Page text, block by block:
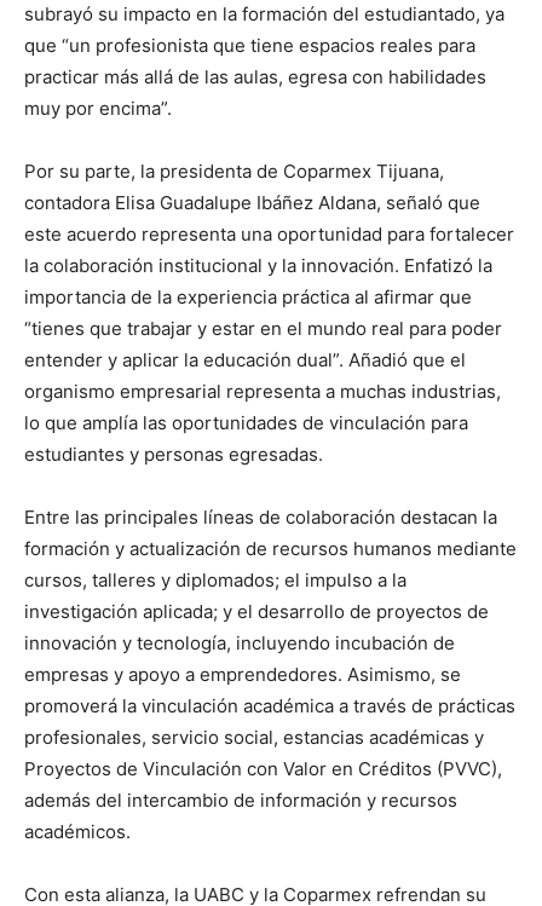
subrayó su impacto en la formación del estudiantado, ya
que “un profesionista que tiene espacios reales para
practicar más allá de las aulas, egresa con habilidades
muy por encima”.
Por su parte, la presidenta de Coparmex Tijuana,
contadora Elisa Guadalupe Ibáñez Aldana, señaló que
este acuerdo representa una oportunidad para fortalecer
la colaboración institucional y la innovación. Enfatizó la
importancia de la experiencia práctica al afirmar que
“tienes que trabajar y estar en el mundo real para poder
entender y aplicar la educación dual”. Añadió que el
organismo empresarial representa a muchas industrias,
lo que amplía las oportunidades de vinculación para
estudiantes y personas egresadas.
Entre las principales líneas de colaboración destacan la
formación y actualización de recursos humanos mediante
cursos, talleres y diplomados; el impulso a la
investigación aplicada; y el desarrollo de proyectos de
innovación y tecnología, incluyendo incubación de
empresas y apoyo a emprendedores. Asimismo, se
promoverá la vinculación académica a través de prácticas
profesionales, servicio social, estancias académicas y
Proyectos de Vinculación con Valor en Créditos (PVVC),
además del intercambio de información y recursos
académicos.
Con esta alianza, la UABC y la Coparmex refrendan su